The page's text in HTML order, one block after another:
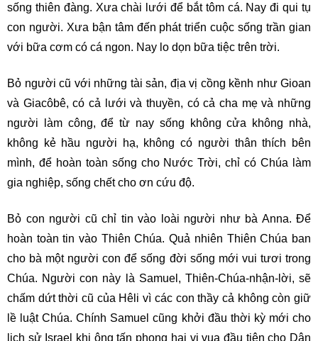
sống thiên đàng. Xưa chài lưới để bắt tôm cá. Nay đi qui tụ
con người. Xưa bận tâm đến phát triển cuộc sống trần gian
với bữa cơm có cá ngon. Nay lo dọn bữa tiệc trên trời.
Bỏ người cũ với những tài sản, địa vị cồng kềnh như Gioan
và Giacôbê, có cả lưới và thuyền, có cả cha mẹ và những
người làm công, để từ nay sống không cửa không nhà,
không kẻ hầu người hạ, không có người thân thích bên
mình, để hoàn toàn sống cho Nước Trời, chỉ có Chúa làm
gia nghiệp, sống chết cho ơn cứu độ.
Bỏ con người cũ chỉ tin vào loài người như bà Anna. Để
hoàn toàn tin vào Thiên Chúa. Quả nhiên Thiên Chúa ban
cho bà một người con để sống đời sống mới vui tươi trong
Chúa. Người con này là Samuel, Thiên-Chúa-nhận-lời, sẽ
chấm dứt thời cũ của Hêli vì các con thầy cả không còn giữ
lề luật Chúa. Chính Samuel cũng khởi đầu thời kỳ mới cho
lịch sử Israel khi ông tấn phong hai vị vua đầu tiên cho Dân